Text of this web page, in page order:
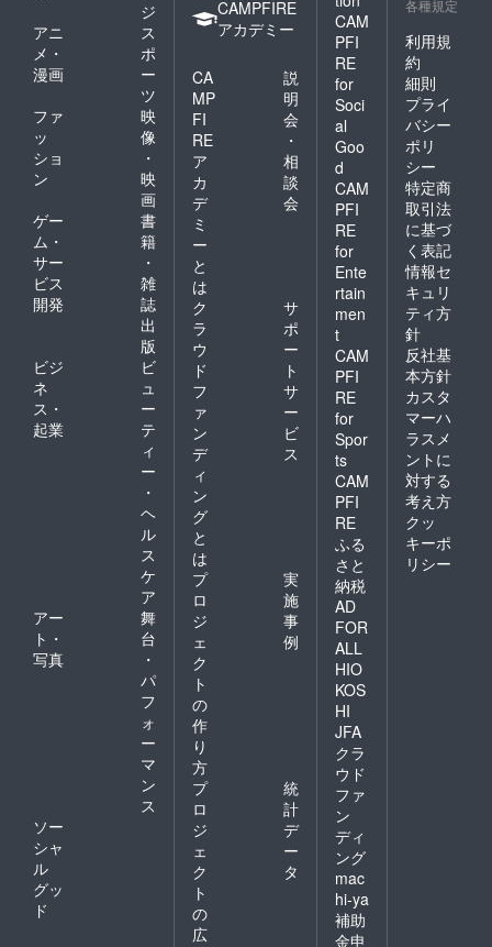
ジ
アニ
メ・
漫画
ス
ポ
ー
ツ
ファ
ッ
ショ
ン
映
像
・
映
画
ゲー
ム・
サー
ビス
開発
書
籍
・
雑
誌
出
版
ビジ
ネ
ス・
起業
ビ
ュ
ー
テ
ィ
ー
・
ヘ
ル
ス
ケ
ア
アー
ト・
写真
舞
台
・
パ
フ
ォ
ー
マ
ン
ス
ソー
シャ
ル
グッ
ド
CAMPFIRE
アカデミー
CA
MP
FI
RE
ア
カ
デ
ミ
ー
と
は
説
明
会
・
相
談
会
ク
ラ
ウ
ド
フ
ァ
ン
デ
ィ
ン
グ
と
は
サ
ポ
ー
ト
サ
ー
ビ
ス
プ
ロ
ジ
ェ
ク
ト
の
作
り
方
実
施
事
例
プ
ロ
ジ
ェ
ク
ト
の
広
統
計
デ
ー
タ
CAM
PFI
RE
for
Soci
al
Goo
d
CAM
PFI
RE
for
Ente
rtain
men
t
CAM
PFI
RE
for
Spor
ts
CAM
PFI
RE
ふる
さと
納税
AD
FOR
ALL
HIO
KOS
HI
JFA
クラ
ウド
ファ
ン
ディ
ング
mac
hi-ya
補助
金申
各種規定
利用規
約
細則
プライ
バシー
ポリ
シー
特定商
取引法
に基づ
く表記
情報セ
キュリ
ティ方
針
反社基
本方針
カスタ
マーハ
ラスメ
ントに
対する
考え方
クッ
キーポ
リシー